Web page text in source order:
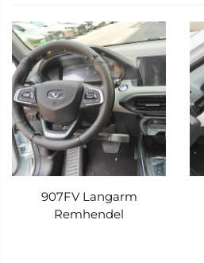
907FV Langarm
Remhendel